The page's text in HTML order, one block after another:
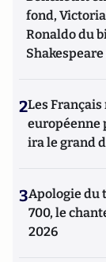
fond,
Ronaldo du
2Les
européenne
ira le grand
3Apologie du
700, le
2026